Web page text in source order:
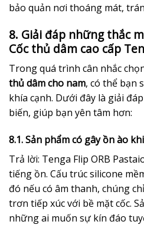
bảo quản nơi thoáng mát,
8. Giải đáp những thắc
Cốc thủ dâm cao cấp
Trong quá trình cân nhắc
thủ dâm cho nam, có thể bạn
khía cạnh. Dưới đây là giải
biến, giúp bạn yên tâm hơn:
8.1. Sản phẩm có gây ồn ào
Trả lời: Tenga Flip ORB
tiếng ồn. Cấu trúc silicone
đó nếu có âm thanh, chúng
trơn tiếp xúc với bề mặt cốc.
những ai muốn sự kín đáo